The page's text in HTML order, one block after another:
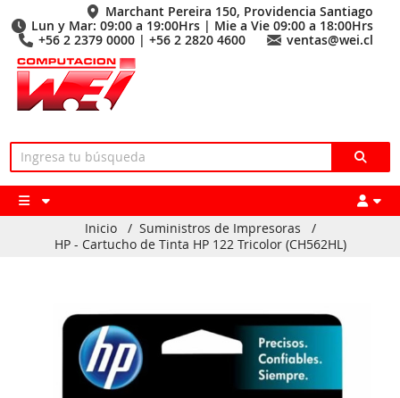
Marchant Pereira 150, Providencia Santiago
Lun y Mar: 09:00 a 19:00Hrs | Mie a Vie 09:00 a 18:00Hrs
+56 2 2379 0000 | +56 2 2820 4600
ventas@wei.cl
Inicio / Suministros de Impresoras
/
HP - Cartucho de Tinta HP 122 Tricolor (CH562HL)